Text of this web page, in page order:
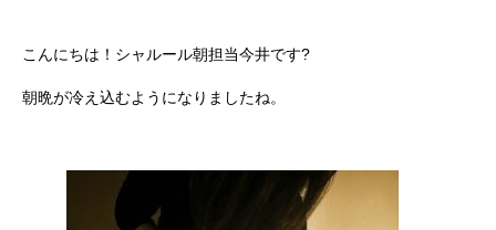
こんにちは！シャルール朝担当今井です?
朝晩が冷え込むようになりましたね。